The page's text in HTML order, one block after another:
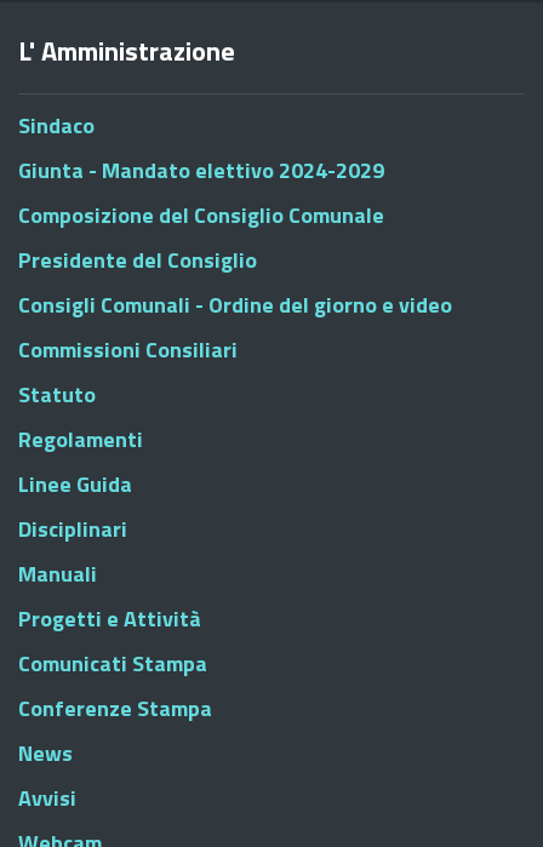
L' Amministrazione
Sindaco
Giunta - Mandato elettivo 2024-2029
Composizione del Consiglio Comunale
Presidente del Consiglio
Consigli Comunali - Ordine del giorno e video
Commissioni Consiliari
Statuto
Regolamenti
Linee Guida
Disciplinari
Manuali
Progetti e Attività
Comunicati Stampa
Conferenze Stampa
News
Avvisi